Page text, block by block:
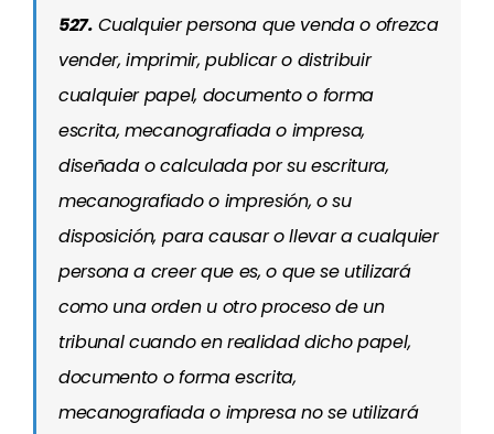
527. Cualquier persona que venda o ofrezca
vender, imprimir, publicar o distribuir
cualquier papel, documento o forma
escrita, mecanografiada o impresa,
diseñada o calculada por su escritura,
mecanografiado o impresión, o su
disposición, para causar o llevar a cualquier
persona a creer que es, o que se utilizará
como una orden u otro proceso de un
tribunal cuando en realidad dicho papel,
documento o forma escrita,
mecanografiada o impresa no se utilizará